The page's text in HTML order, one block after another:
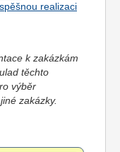
realizaci
k zakázkám
těchto
výběr
zakázky.